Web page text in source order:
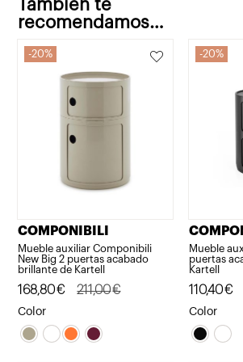
También te
recomendamos…
20%
COMPONIBILI
Mueble auxiliar Componibili
New Big 2 puertas acabado
brillante de Kartell
211,00€
El
precio
original
168,80€
El
precio
actual
Color
20%
Mueble
puertas
Kartell
El
precio
original
110,40€
El
precio
actual
Color